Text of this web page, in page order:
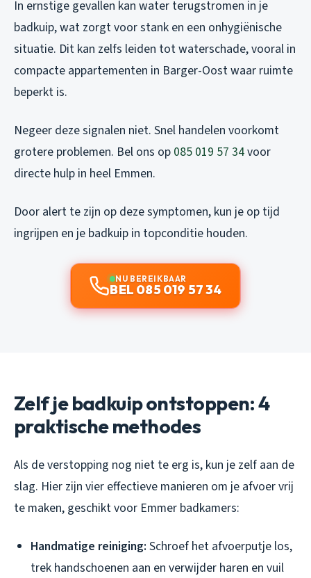
In ernstige gevallen kan water terugstromen in je
badkuip, wat zorgt voor stank en een onhygiënische
situatie. Dit kan zelfs leiden tot waterschade, vooral in
compacte appartementen in Barger-Oost waar ruimte
beperkt is.
Negeer deze signalen niet. Snel handelen voorkomt
grotere problemen. Bel ons op 085 019 57 34voor
directe hulp in heel Emmen.
Door alert te zijn op deze symptomen, kun je op tijd
ingrijpen en je badkuip in topconditie houden.
NU BEREIKBAAR
BEL 085 019 57 34
Zelf je badkuip ontstoppen: 4
praktische methodes
Als de verstopping nog niet te erg is, kun je zelf aan de
slag. Hier zijn vier effectieve manieren om je afvoer vrij
te maken, geschikt voor Emmer badkamers:
Handmatige reiniging: Schroef het afvoerputje los,
trek handschoenen aan en verwijder haren en vuil